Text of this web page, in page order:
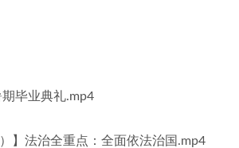
毕业典礼.mp4
】法治全重点：全面依法治国.mp4